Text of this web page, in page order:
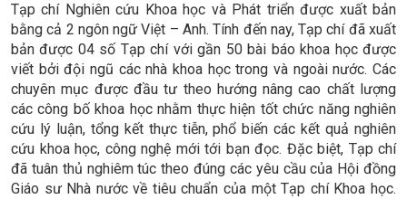
Tạp chí Nghiên cứu Khoa học và Phát triển được xuất bản
bằng cả 2 ngôn ngữ Việt – Anh. Tính đến nay, Tạp chí đã xuất
bản được 04 số Tạp chí với gần 50 bài báo khoa học được
viết bởi đội ngũ các nhà khoa học trong và ngoài nước. Các
chuyên mục được đầu tư theo hướng nâng cao chất lượng
các công bố khoa học nhằm thực hiện tốt chức năng nghiên
cứu lý luận, tổng kết thực tiễn, phổ biến các kết quả nghiên
cứu khoa học, công nghệ mới tới bạn đọc. Đặc biệt, Tạp chí
đã tuân thủ nghiêm túc theo đúng các yêu cầu của Hội đồng
Giáo sư Nhà nước về tiêu chuẩn của một Tạp chí Khoa học.